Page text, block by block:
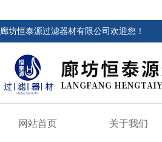
廊坊恒泰源过滤器材有限公司欢迎您！
网站首页 关于我们